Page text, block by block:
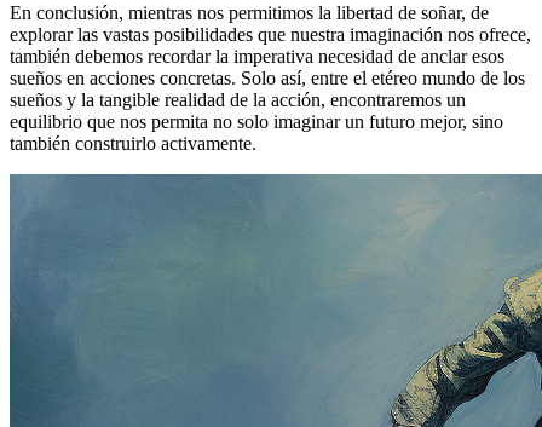
En conclusión, mientras nos permitimos la libertad de soñar, de
explorar las vastas posibilidades que nuestra imaginación nos ofrece,
también debemos recordar la imperativa necesidad de anclar esos
sueños en acciones concretas. Solo así, entre el etéreo mundo de los
sueños y la tangible realidad de la acción, encontraremos un
equilibrio que nos permita no solo imaginar un futuro mejor, sino
también construirlo activamente.